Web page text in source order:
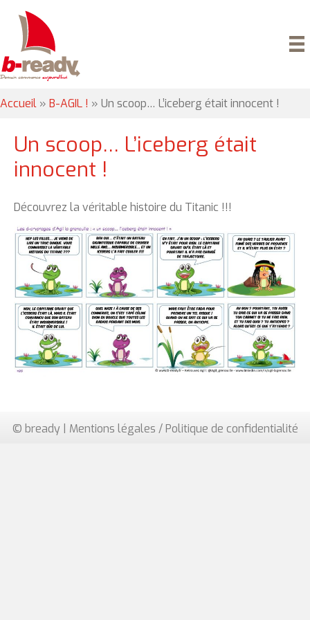
Accueil » B-AGIL ! » Un scoop… L’iceberg était innocent !
Un scoop… L’iceberg était
innocent !
Découvrez la véritable histoire du Titanic !!!
© bready | Mentions légales / Politique de confidentialité